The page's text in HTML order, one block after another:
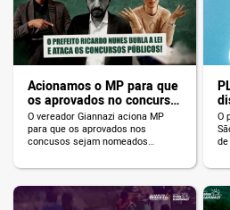
Acionamos o MP para que
os aprovados no concurso
de psicologia sejam
convocados
O vereador Giannazi aciona MP
para que os aprovados nos
concusos sejam nomeados
O